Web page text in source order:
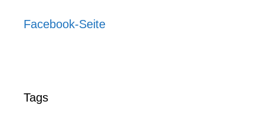
Facebook-Seite
Tags